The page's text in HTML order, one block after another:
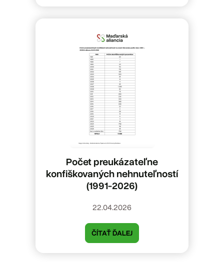
Počet preukázateľne
konfiškovaných nehnuteľností
(1991-2026)
22.04.2026
ČÍTAŤ ĎALEJ